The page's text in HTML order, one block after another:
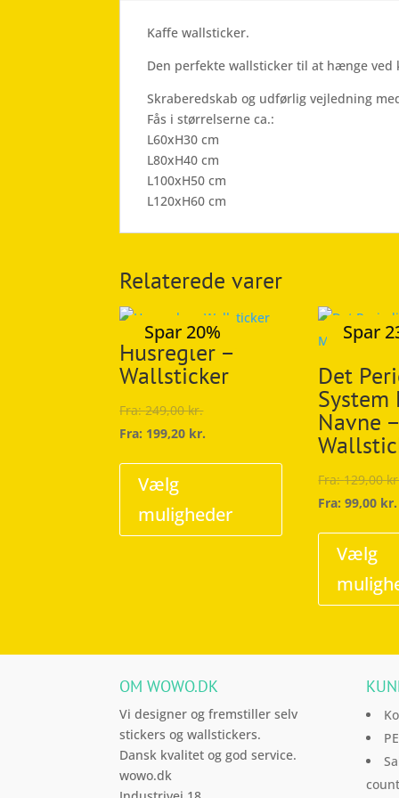
Kaffe wallsticker.
Den perfekte wallsticker til at hænge
Skraberedskab og udførlig vejledning
Fås i størrelserne ca.:
L60xH30 cm
L80xH40 cm
L100xH50 cm
L120xH60 cm
Relaterede varer
Spar 20%
Husregler –
Wallsticker
Fra:249,00kr.
Fra: 199,20 kr.
Vælg
muligheder
varianter.
Spar
Det
System
Navne –
Fra:129,00
Fra:99,00 kr.
Vælg
OM WOWO.DK
Vi designer og fremstiller selv
stickers og wallstickers.
Dansk kvalitet og god service.
wowo.dk